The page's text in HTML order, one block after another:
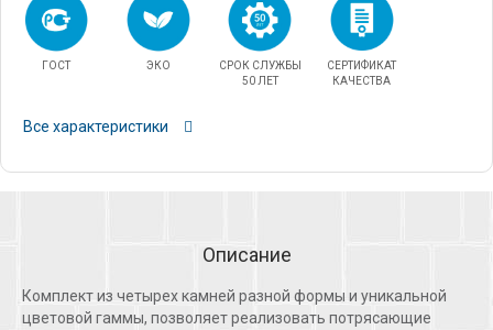
ГОСТ ЭКО
СРОК СЛУЖБЫ
50 ЛЕТ
СЕРТИФИКАТ
КАЧЕСТВА
Все характеристики
Описание
Комплект из четырех камней разной формы и уникальной
цветовой гаммы, позволяет реализовать потрясающие